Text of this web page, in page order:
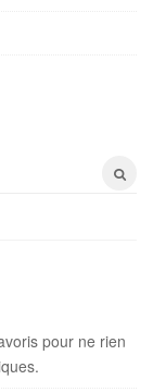
pour ne rien